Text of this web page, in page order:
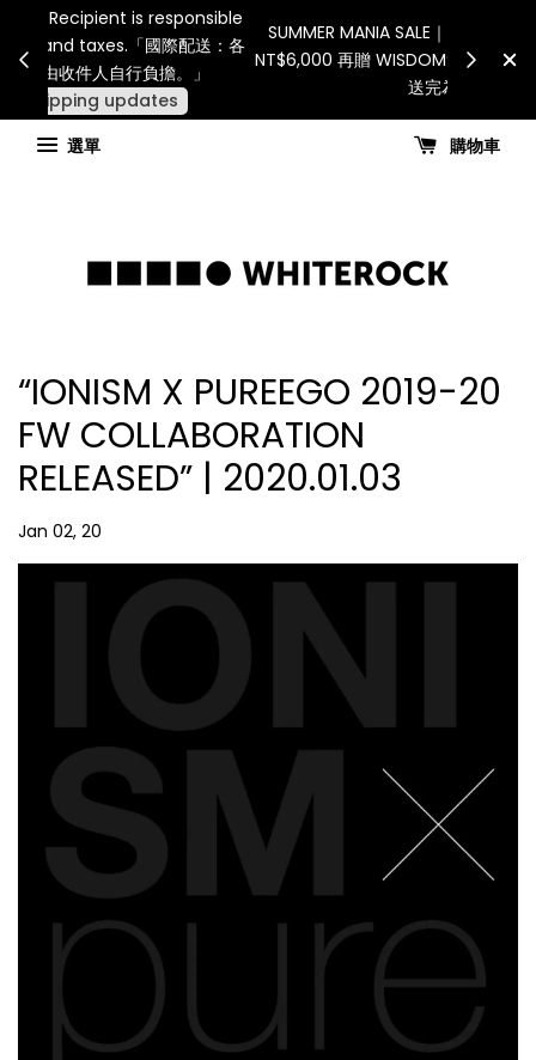
連假期間宅配服務將暫停配送。 如遇假日、天災或其
他不可抗力因素，出貨安排可能調整，敬請見諒
查看國內宅配最新公告
for all
國
選單
購物車
“IONISM X PUREEGO 2019-20
FW COLLABORATION
RELEASED” | 2020.01.03
Jan 02, 20